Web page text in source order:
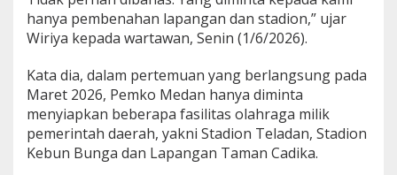
hanya pembenahan lapangan dan stadion,” ujar
Wiriya kepada wartawan, Senin (1/6/2026).
Kata dia, dalam pertemuan yang berlangsung pada
Maret 2026, Pemko Medan hanya diminta
menyiapkan beberapa fasilitas olahraga milik
pemerintah daerah, yakni Stadion Teladan, Stadion
Kebun Bunga dan Lapangan Taman Cadika.